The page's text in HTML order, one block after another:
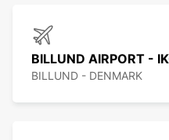
BILLUND AIRPORT -
BILLUND - DENMARK